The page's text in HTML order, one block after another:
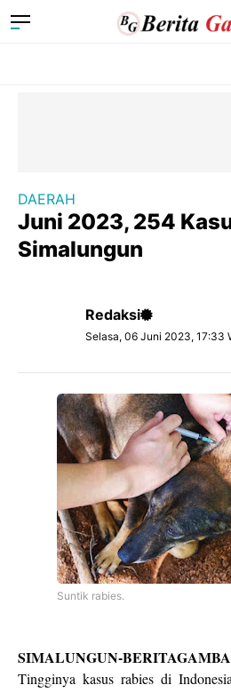
DAERAH
Juni 2023, 254
Simalungun
Redaksi
Selasa, 06 Juni 2023, 17:33
Suntik rabies.
SIMALUNGUN-
Tingginya kasus rabies di